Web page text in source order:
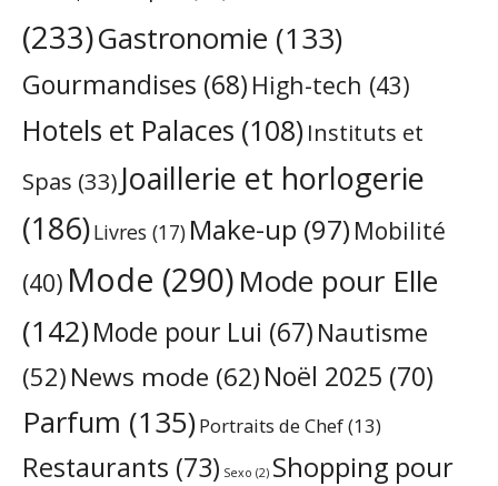
(233)Gastronomie (133)
Gourmandises (68) High-tech (43)
Hotels et Palaces (108) Instituts et
Spas (33) Joaillerie et horlogerie
(186)Livres (17) Make-up (97) Mobilité
(40) Mode (290)Mode pour Elle
(142)Mode pour Lui (67) Nautisme
(52) News mode (62)Noël 2025 (70)
Parfum (135)Portraits de Chef(13)
Restaurants (73) Sexo (2) Shopping pour